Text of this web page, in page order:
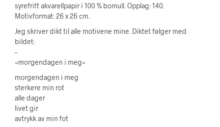
syrefritt akvarellpapir i 100 % bomull. Opplag: 140.
Motivformat: 26 x 26 cm.
Jeg skriver dikt til alle motivene mine. Diktet følger med
bildet:
–
«morgendagen i meg»
morgendagen i meg
sterkere min rot
alle dager
livet gir
avtrykk av min fot